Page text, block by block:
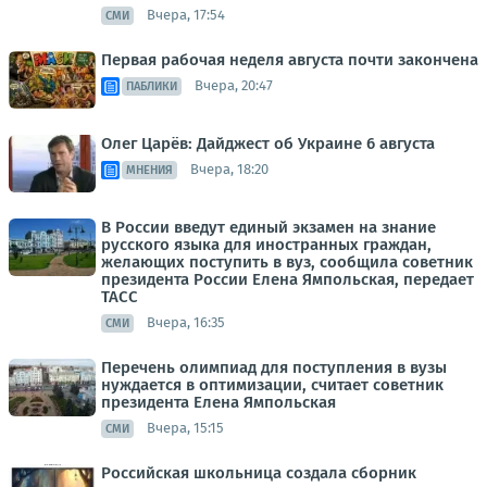
СМИ Вчера, 17:54
Первая рабочая неделя августа почти закончена
ПАБЛИКИ Вчера, 20:47
Олег Царёв: Дайджест об Украине 6 августа
МНЕНИЯ Вчера, 18:20
В России введут единый экзамен на знание
русского языка для иностранных граждан,
желающих поступить в вуз, сообщила советник
президента России Елена Ямпольская, передает
ТАСС
СМИ Вчера, 16:35
Перечень олимпиад для поступления в вузы
нуждается в оптимизации, считает советник
президента Елена Ямпольская
СМИ Вчера, 15:15
Российская школьница создала сборник